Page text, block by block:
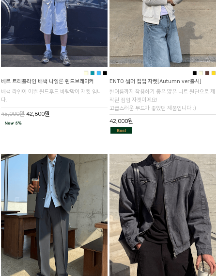
■ ■ ■ ■
베르 트리플라인 배색 나일론 윈드브레이커
배색 라인이 이쁜 윈드후드 바람막이 재킷 입니
다.
45,000원 42,800원
■ ■ ■ ■
ENTO 썸머 집업 자켓[Autumn ver출시]
한여름까지 착용하기 좋은 얇은 니트 원단으로 제
작된 집업 자켓이에요!
고급스러운 무드가 좋았던 제품입니다 :)
42,000원